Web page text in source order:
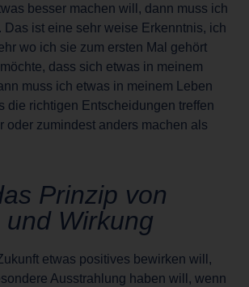
besser machen will, dann muss ich
Das ist eine sehr weise Erkenntnis, ich
wo ich sie zum ersten Mal gehört
dass sich etwas in meinem
muss ich etwas in meinem Leben
die richtigen Entscheidungen treffen
oder zumindest anders machen als
Prinzip von
und Wirkung
etwas positives bewirken will,
Ausstrahlung haben will, wenn